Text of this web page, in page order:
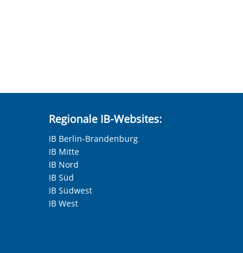
Regionale IB-Websites:
IB Berlin-Brandenburg
IB Mitte
IB Nord
IB Süd
IB Südwest
IB West